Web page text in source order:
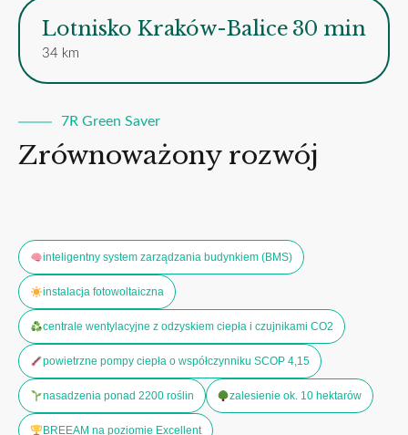
Lotnisko Kraków-Balice
34 km
30 min
7R Green Saver
Zrównoważony rozwój
inteligentny system zarządzania budynkiem (BMS)
instalacja fotowoltaiczna
centrale wentylacyjne z odzyskiem ciepła i czujnikami CO2
powietrzne pompy ciepła o współczynniku SCOP 4,15
nasadzenia ponad 2200 roślin zalesienie ok. 10 hektarów
BREEAM na poziomie Excellent